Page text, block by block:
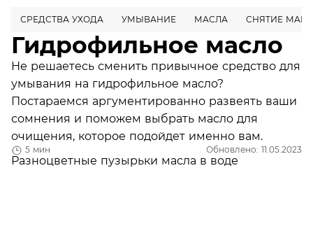
5 мин Обновлено: 11.05.2023
СРЕДСТВА УХОДА УМЫВАНИЕ МАСЛА СНЯТИЕ
Гидрофильное масло
Не решаетесь сменить привычное средство для
умывания на гидрофильное масло?
Постараемся аргументированно развеять ваши
сомнения и поможем выбрать масло для
очищения, которое подойдет именно вам.